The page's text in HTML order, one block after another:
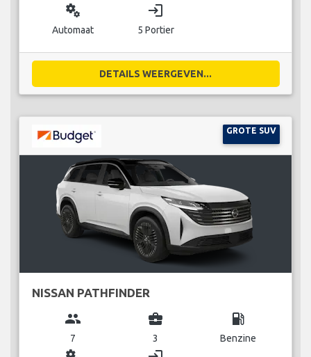
miscellaneous_services
Automaat
login
5 Portier
DETAILS WEERGEVEN...
GROTE SUV
NISSAN PATHFINDER
group
7
business_center
3
local_gas_station
Benzine